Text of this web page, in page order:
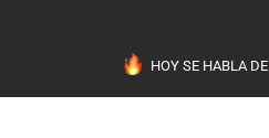
HOY SE HABLA DE